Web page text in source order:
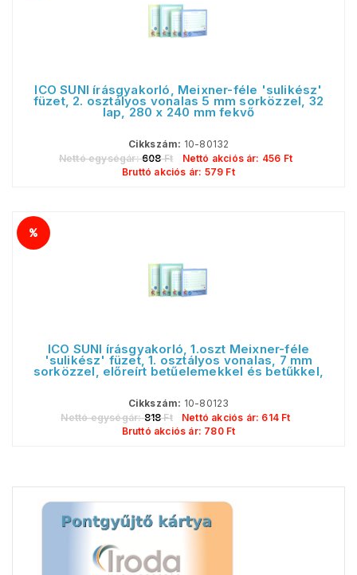
ICO SÜNI írásgyakorló, Meixner-féle 'sulikész'
füzet, 2. osztályos vonalas 5 mm sorközzel, 32
lap, 280 x 240 mm fekvő
Cikkszám: 10-80132
Nettó egységár: 608Ft Nettó akciós ár: 456 Ft
Bruttó akciós ár: 579 Ft
ICO SÜNI írásgyakorló, 1.oszt Meixner-féle
'sulikész' füzet, 1. osztályos vonalas, 7 mm
sorközzel, előreírt betűelemekkel és betűkkel,
36 lap, 235 x 280 mm álló
Cikkszám: 10-80123
Nettó egységár: 818Ft Nettó akciós ár: 614 Ft
Bruttó akciós ár: 780Ft